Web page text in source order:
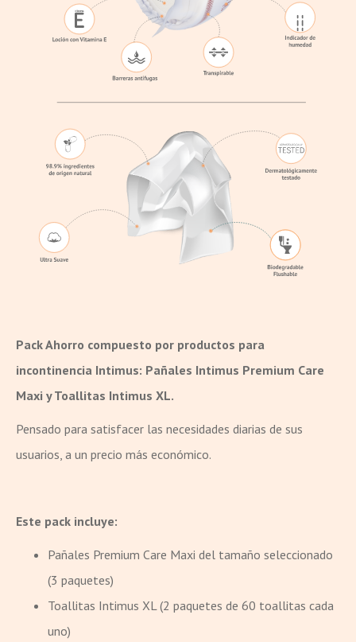
Pack Ahorro compuesto por productos para
incontinencia Intimus: Pañales Intimus Premium Care
Maxi y Toallitas Intimus XL.
Pensado para satisfacer las necesidades diarias de sus
usuarios, a un precio más económico.
Este pack incluye:
Pañales Premium Care Maxi del tamaño seleccionado
(3 paquetes)
Toallitas Intimus XL (2 paquetes de 60 toallitas cada
uno)